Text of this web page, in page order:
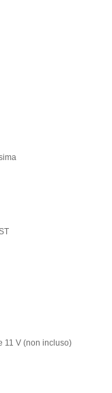
11 V (non incluso)